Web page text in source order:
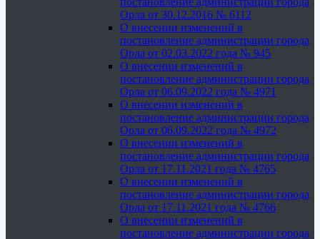
Орла от 30.12.2016 № 6112
О внесении изменений в
постановление администрации города
Орла от 02.03.2022 года № 945
О внесении изменений в
постановление администрации города
Орла от 06.09.2022 года № 4971
О внесении изменений в
постановление администрации города
Орла от 06.09.2022 года № 4972
О внесении изменений в
постановление администрации города
Орла от 17.11.2021 года № 4765
О внесении изменений в
постановление администрации города
Орла от 17.11.2021 года № 4766
О внесении изменений в
постановление администрации города